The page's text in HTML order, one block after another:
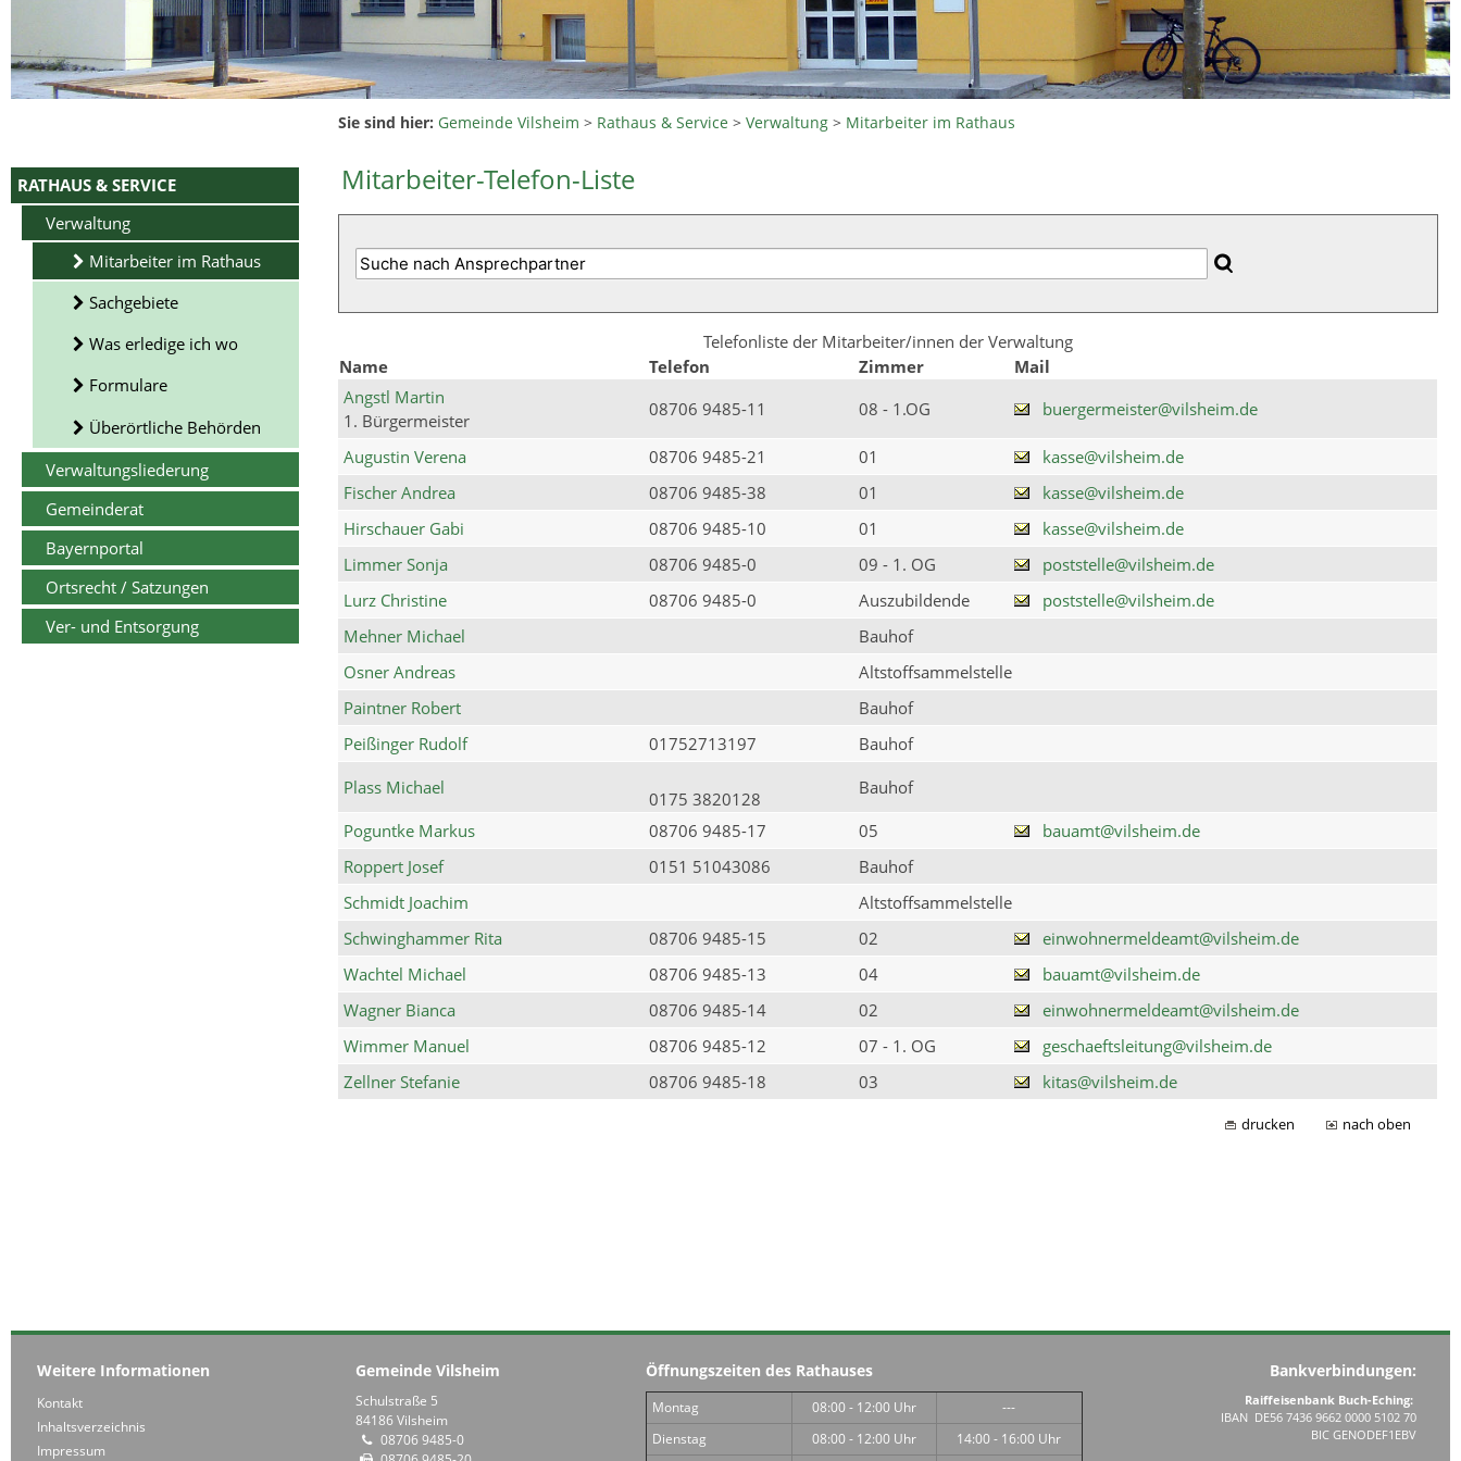
RATHAUS & SERVICE
Verwaltung
Mitarbeiter im Rathaus
Sachgebiete
Was erledige ich wo
Formulare
Überörtliche Behörden
Verwaltungsliederung
Gemeinderat
Bayernportal
Ortsrecht / Satzungen
Ver- und Entsorgung
Sie sind hier: Gemeinde Vilsheim > Rathaus & Service >Verwaltung > Mitarbeiter im Rathaus
Mitarbeiter-Telefon-Liste
Telefonliste der Mitarbeiter/innen der Verwaltung
Name
Telefon Zimmer
Mail
Angstl Martin
1. Bürgermeister
08706 9485-11 08 - 1.OG buergermeister@vilsheim.de
Augustin Verena 08706 9485-21 01
kasse@vilsheim.de
Fischer Andrea
08706 9485-38 01
kasse@vilsheim.de
Hirschauer Gabi
08706 9485-10 01
kasse@vilsheim.de
Limmer Sonja
08706 9485-0 09 - 1. OG
poststelle@vilsheim.de
Lurz Christine
08706 9485-0 Auszubildende
poststelle@vilsheim.de
Mehner Michael
Bauhof
Osner Andreas
Altstoffsammelstelle
Paintner Robert
Bauhof
Peißinger Rudolf
01752713197
Bauhof
Plass Michael
0175 3820128
Bauhof
Poguntke Markus
08706 9485-17 05
bauamt@vilsheim.de
Roppert Josef
0151 51043086
Bauhof
Schmidt Joachim
Altstoffsammelstelle
Schwinghammer Rita
08706 9485-15 02
einwohnermeldeamt@vilsheim.de
Wachtel Michael
08706 9485-13 04
bauamt@vilsheim.de
Wagner Bianca
08706 9485-14 02
einwohnermeldeamt@vilsheim.de
Wimmer Manuel
08706 9485-12 07 - 1. OG
geschaeftsleitung@vilsheim.de
Zellner Stefanie
08706 9485-18 03 kitas@vilsheim.de
drucken nach oben
Weitere Informationen
Kontakt
Inhaltsverzeichnis
Impressum
Gemeinde Vilsheim
Schulstraße 5
84186 Vilsheim
08706 9485-0
Öffnungszeiten des Rathauses
Montag 08:00 - 12:00 Uhr
---
Dienstag
08:00 - 12:00 Uhr
14:00 - 16:00 Uhr
Bankverbindungen:
Raiffeisenbank Buch-Eching:
IBAN DE56 7436 9662 0000 5102 70
BIC GENODEF1EBV